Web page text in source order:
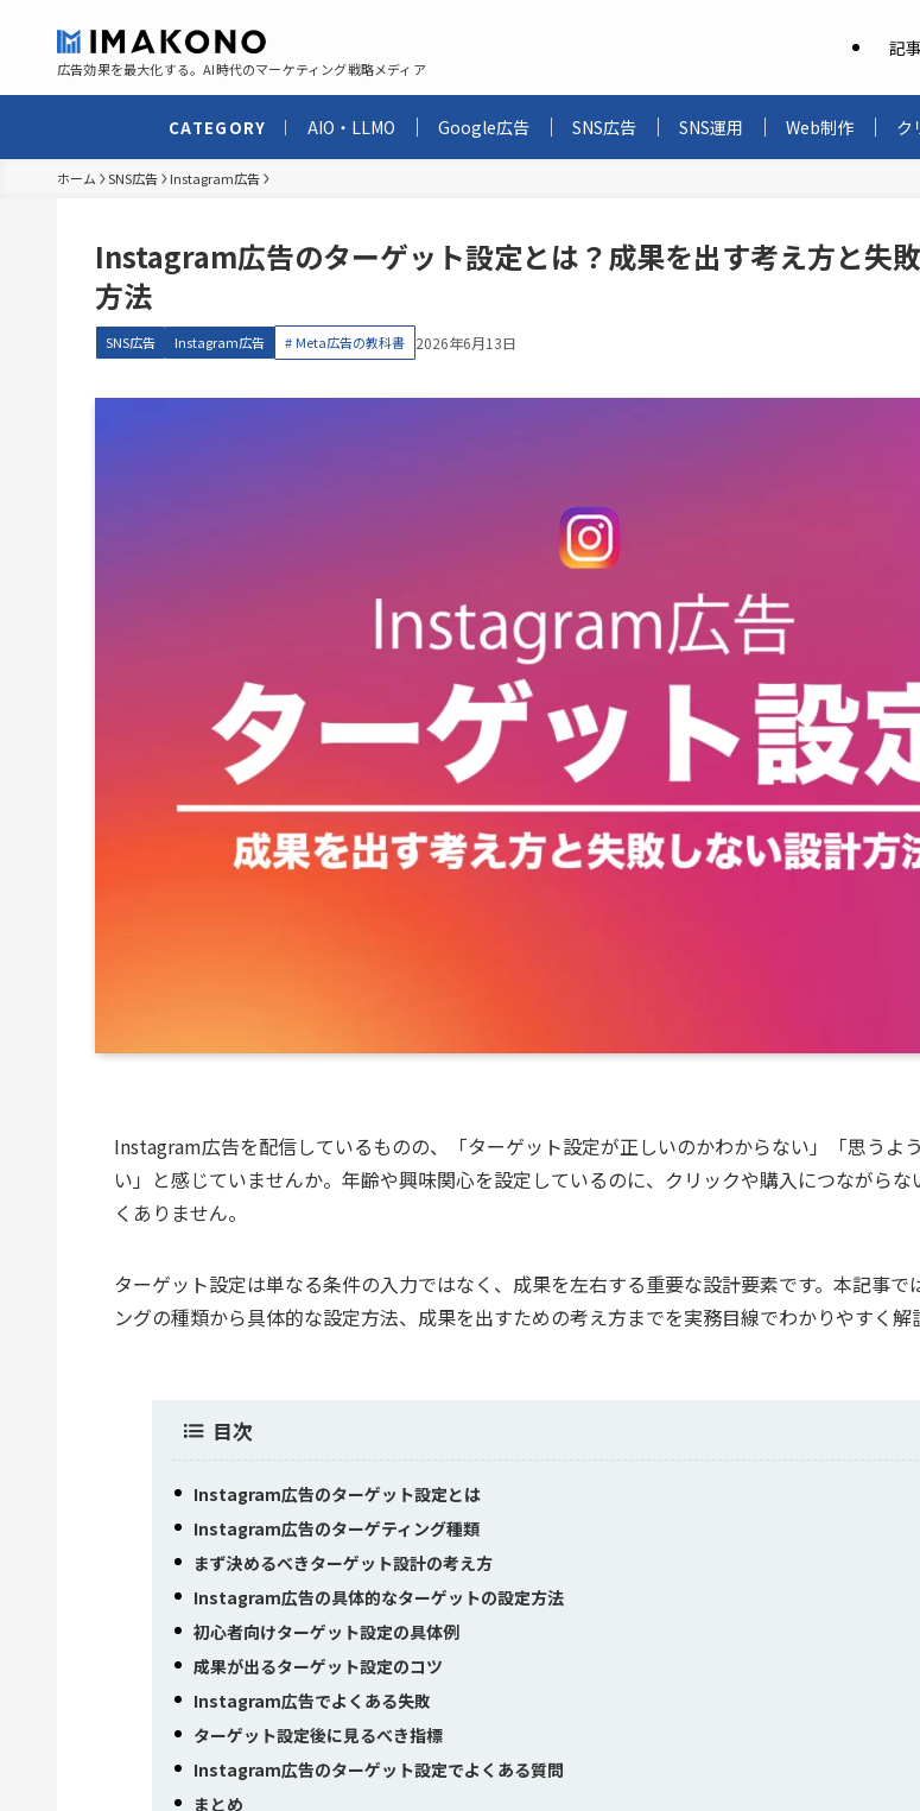
広告効果を最大化する。AI時代のマーケティング戦略メディア
記
CATEGORY AIO・LLMO Google広告 SNS広告 SNS運用 Web制作 ク
ホーム SNS広告 Instagram広告
Instagram広告のターゲット設定とは？成果を出す考え方と失
方法
SNS広告 Instagram広告 Meta広告の教科書 2026年6月13日
Instagram広告を配信しているものの、「ターゲット設定が正しいのかわからない」「思うよ
い」と感じていませんか。年齢や興味関心を設定しているのに、クリックや購入につながらな
くありません。
ターゲット設定は単なる条件の入力ではなく、成果を左右する重要な設計要素です。本記事で
ングの種類から具体的な設定方法、成果を出すための考え方までを実務目線でわかりやすく解
目次
Instagram広告のターゲット設定とは
Instagram広告のターゲティング種類
まず決めるべきターゲット設計の考え方
Instagram広告の具体的なターゲットの設定方法
初心者向けターゲット設定の具体例
成果が出るターゲット設定のコツ
Instagram広告でよくある失敗
ターゲット設定後に見るべき指標
Instagram広告のターゲット設定でよくある質問
まとめ